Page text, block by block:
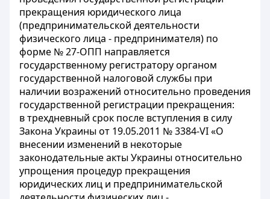
прекращения юридического лица
(предпринимательской деятельности
физического лица - предпринимателя) по
форме № 27-ОПП направляется
государственному регистратору органом
государственной налоговой службы при
наличии возражений относительно проведения
государственной регистрации прекращения:
в трехдневный срок после вступления в силу
Закона Украины от 19.05.2011 № 3384-VI «О
внесении изменений в некоторые
законодательные акты Украины относительно
упрощения процедур прекращения
юридических лиц и предпринимательской